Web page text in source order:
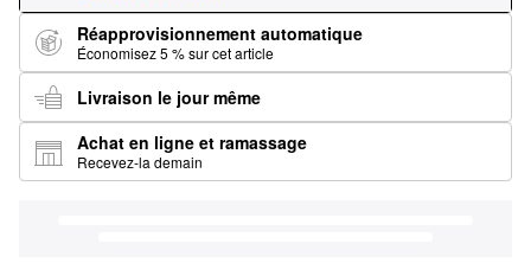
Réapprovisionnement automatique
Économisez 5 % sur cet article
Livraison le jour même
Achat en ligne et ramassage
Recevez-la demain